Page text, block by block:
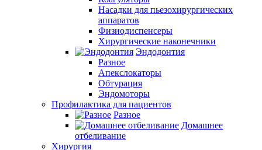
Насадки для пьезохирургических
аппаратов
Физиодиспенсеры
Хирургические наконечники
Эндодонтия
Разное
Апекслокаторы
Обтурация
Эндомоторы
Профилактика для пациентов
Разное
Домашнее
отбеливание
Хирургия